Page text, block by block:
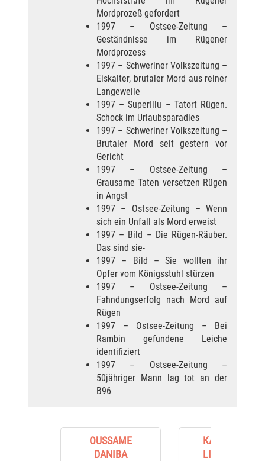
Mordprozeß gefordert
1997 – Ostsee-Zeitung –
Geständnisse im Rügener
Mordprozess
1997 – Schweriner Volkszeitung –
Eiskalter, brutaler Mord aus reiner
Langeweile
1997 – SuperIllu – Tatort Rügen.
Schock im Urlaubsparadies
1997 – Schweriner Volkszeitung –
Brutaler Mord seit gestern vor
Gericht
1997 – Ostsee-Zeitung –
Grausame Taten versetzen Rügen
in Angst
1997 – Ostsee-Zeitung – Wenn
sich ein Unfall als Mord erweist
1997 – Bild – Die Rügen-Räuber.
Das sind sie-
1997 – Bild – Sie wollten ihr
Opfer vom Königsstuhl stürzen
1997 – Ostsee-Zeitung –
Fahndungserfolg nach Mord auf
Rügen
1997 – Ostsee-Zeitung – Bei
Rambin gefundene Leiche
identifiziert
1997 – Ostsee-Zeitung –
50jähriger Mann lag tot an der
B96
OUSSAME
DANIBA
KARL-HEINZ
LIECKFELDT